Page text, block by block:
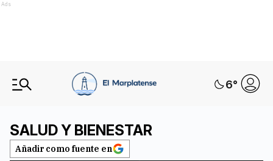
Ads
6°
SALUD Y BIENESTAR
Añadir como fuente en